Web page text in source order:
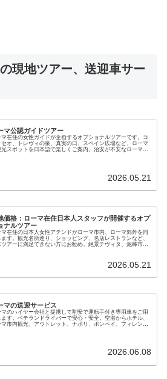
現地ツアー、送迎車サー
マ公認ガイドツアー
マ在住の女性ガイドが企画するオプショナルツアーです。コ
セオ、トレヴィの泉、真実の口、スペイン広場など、ローマ
光スポットを日本語で楽しくご案内。治安が不安なローマで
2026.05.21
価格：ローマ在住日本人スタッフが開催するオプ
ナルツアー
マ在住の日本人女性アテンドがローマ市内、ローマ郊外を同
ます。観光名所巡り、ショッピング、名店レストランなど、
ツアーに満足できない方にお勧め。絶景チヴィタ、泥棒市
2026.05.21
マの送迎サービス
マのハイヤー会社と提携して割安で運転手付き専用車をご用
ます。ベテランドライバーで安心・安全。空港からホテル、
マ市内観光、アウトレット、ナポリ、ポンペイ、フィレンツ
2026.06.08